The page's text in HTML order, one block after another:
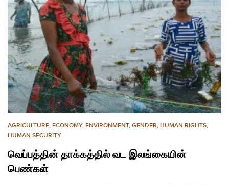
AGRICULTURE, ECONOMY, ENVIRONMENT, GENDER, HUMAN RIGHTS,
HUMAN SECURITY
வெப்பத்தின் தாக்கத்தில் வட இலங்கையின்
பெண்கள்